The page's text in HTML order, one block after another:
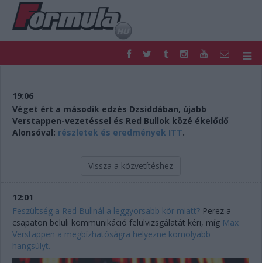
FORMULA
NEMZETKÖZI
HAZAI
RETRO
EGYÉB
PODCAST
SHOP
PONTÁLLÁSOK
19:06
Véget ért a második edzés Dzsiddában, újabb
Verstappen-vezetéssel és Red Bullok közé ékelődő
Alonsóval: részletek és eredmények ITT.
Vissza a közvetítéshez
12:01
Feszültség a Red Bullnál a leggyorsabb kör miatt? Perez a
csapaton belüli kommunikáció felülvizsgálatát kéri, míg Max
Verstappen a megbízhatóságra helyezne komolyabb
hangsúlyt.